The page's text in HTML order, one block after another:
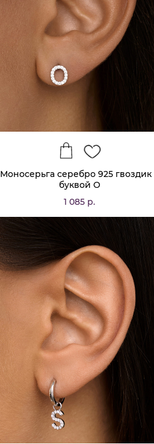
Моносерьга серебро 925 гвоздик
буквой O
1 085 р.